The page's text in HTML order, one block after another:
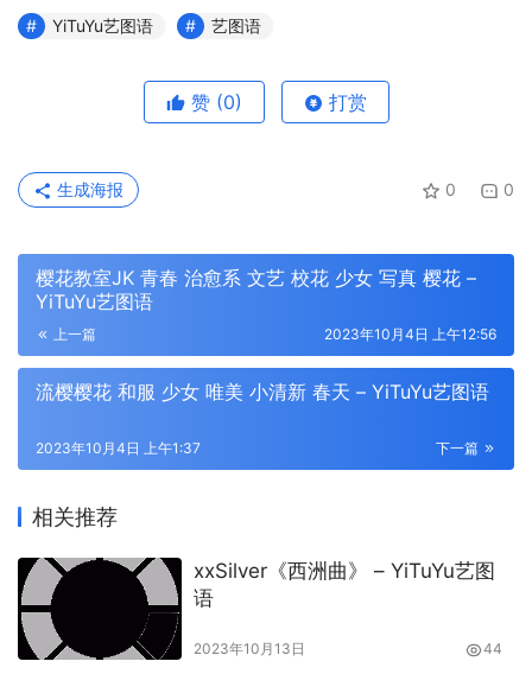
YiTuYu艺图语 艺图语
赞 (0) 打赏
0 0
生成海报
樱花教室JK 青春 治愈系 文艺 校花 少女 写真 樱花 –
YiTuYu艺图语
上一篇 2023年10月4日 上午12:56
流樱樱花 和服 少女 唯美 小清新 春天 – YiTuYu艺图语
下一篇
2023年10月4日 上午1:37
相关推荐
xxSilver《西洲曲》 – YiTuYu艺图
语
2023年10月13日 44